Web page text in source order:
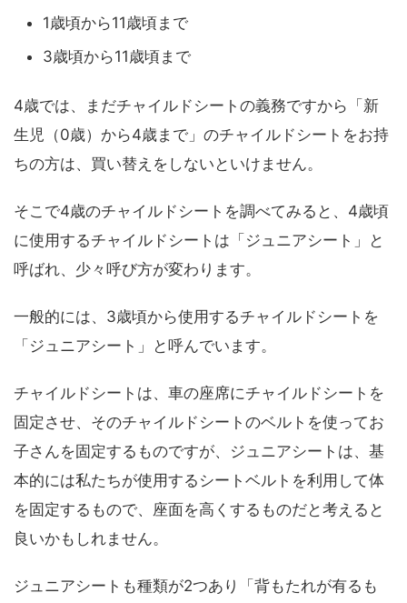
1歳頃から11歳頃まで
3歳頃から11歳頃まで
4歳では、まだチャイルドシートの義務ですから「新
生児（0歳）から4歳まで」のチャイルドシートをお持
ちの方は、買い替えをしないといけません。
そこで4歳のチャイルドシートを調べてみると、4歳頃
に使用するチャイルドシートは「ジュニアシート」と
呼ばれ、少々呼び方が変わります。
一般的には、3歳頃から使用するチャイルドシートを
「ジュニアシート」と呼んでいます。
チャイルドシートは、車の座席にチャイルドシートを
固定させ、そのチャイルドシートのベルトを使ってお
子さんを固定するものですが、ジュニアシートは、基
本的には私たちが使用するシートベルトを利用して体
を固定するもので、座面を高くするものだと考えると
良いかもしれません。
ジュニアシートも種類が2つあり「背もたれが有るも